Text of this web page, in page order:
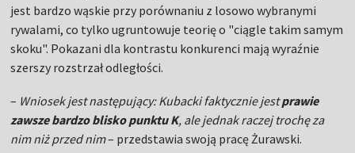
jest bardzo wąskie przy porównaniu z losowo wybranymi
rywalami, co tylko ugruntowuje teorię o "ciągle takim samym
skoku". Pokazani dla kontrastu konkurenci mają wyraźnie
szerszy rozstrzał odległości.
– Wniosek jest następujący: Kubacki faktycznie jestprawie
zawsze bardzo blisko punktu K, ale jednak raczej trochę za
nim niż przed nim– przedstawia swoją pracę Żurawski.